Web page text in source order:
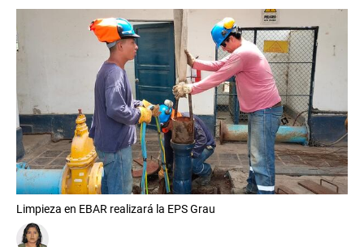
Limpieza en EBAR realizará la EPS Grau